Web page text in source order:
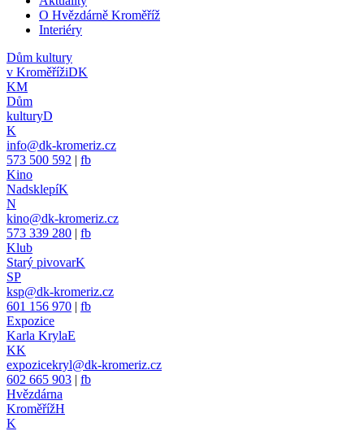
O Hvězdárně Kroměříž
Interiéry
Dům kultury
v KroměřížiDK
KM
Dům
kulturyD
K
info@dk-kromeriz.cz
573 500 592 | fb
Kino
NadsklepíK
N
kino@dk-kromeriz.cz
573 339 280 | fb
Klub
Starý pivovarK
SP
ksp@dk-kromeriz.cz
601 156 970 | fb
Expozice
Karla KrylaE
KK
expozicekryl@dk-kromeriz.cz
602 665 903 | fb
Hvězdárna
KroměřížH
K